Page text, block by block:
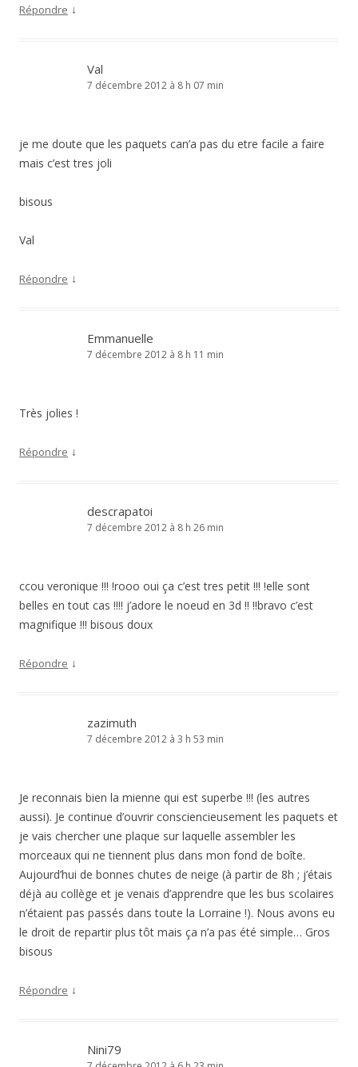
Répondre ↓
Val
7 décembre 2012 à 8 h 07 min
je me doute que les paquets can’a pas du etre facile a faire
mais c’est tres joli
bisous
Val
Répondre ↓
Emmanuelle
7 décembre 2012 à 8 h 11 min
Très jolies !
Répondre ↓
descrapatoi
7 décembre 2012 à 8 h 26 min
ccou veronique !!! !rooo oui ça c’est tres petit !!! !elle sont
belles en tout cas !!!! j’adore le noeud en 3d !! !!bravo c’est
magnifique !!! bisous doux
Répondre ↓
zazimuth
7 décembre 2012 à 3 h 53 min
Je reconnais bien la mienne qui est superbe !!! (les autres
aussi). Je continue d’ouvrir consciencieusement les paquets et
je vais chercher une plaque sur laquelle assembler les
morceaux qui ne tiennent plus dans mon fond de boîte.
Aujourd’hui de bonnes chutes de neige (à partir de 8h ; j’étais
déjà au collège et je venais d’apprendre que les bus scolaires
n’étaient pas passés dans toute la Lorraine !). Nous avons eu
le droit de repartir plus tôt mais ça n’a pas été simple… Gros
bisous
Répondre ↓
Nini79